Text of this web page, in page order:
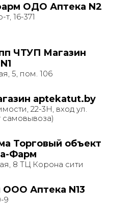
ОДО Аптека N2
16-371
ЧТУП Магазин
5, пом. 106
aptekatut.by
22-3Н, вход ул.
самовывоза)
Торговый объект
Фарм
8 ТЦ Корона сити
Аптека N13
9